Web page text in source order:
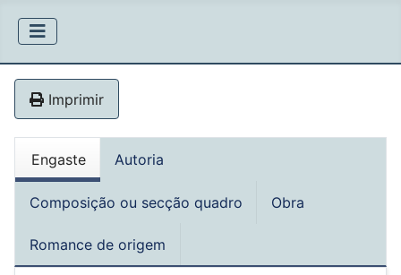
Imprimir
Engaste Autoria
Composição ou secção quadro Obra
Romance de origem